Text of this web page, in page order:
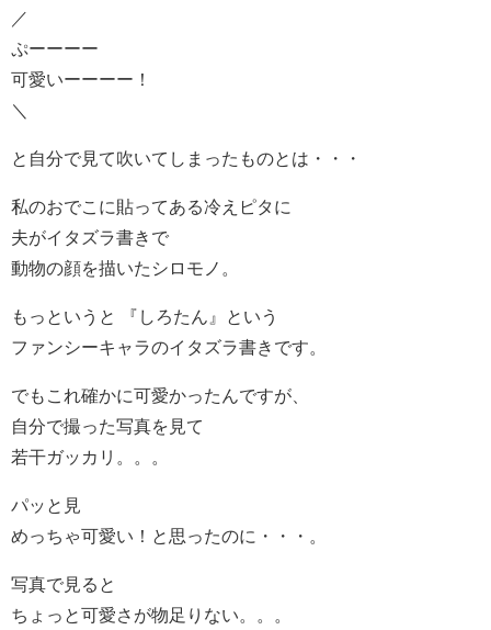
／
ぷーーーー
可愛いーーーー！
＼
と自分で見て吹いてしまったものとは・・・
私のおでこに貼ってある冷えピタに
夫がイタズラ書きで
動物の顔を描いたシロモノ。
もっというと 『しろたん』という
ファンシーキャラのイタズラ書きです。
でもこれ確かに可愛かったんですが、
自分で撮った写真を見て
若干ガッカリ。。。
パッと見
めっちゃ可愛い！と思ったのに・・・。
写真で見ると
ちょっと可愛さが物足りない。。。